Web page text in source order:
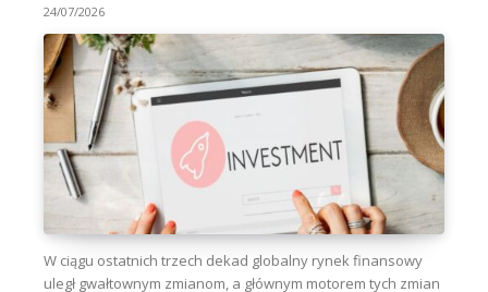
24/07/2026
W ciągu ostatnich trzech dekad globalny rynek finansowy
uległ gwałtownym zmianom, a głównym motorem tych zmian